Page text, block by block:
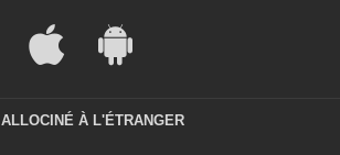
ALLOCINÉ À L'ÉTRANGER